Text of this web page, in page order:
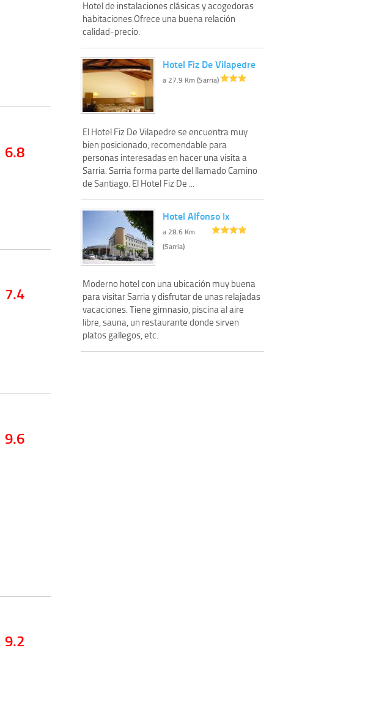
6.8
7.4
9.6
9.2
Hotel de instalaciones clásicas y acogedoras
habitaciones.Ofrece una buena relación
calidad-precio.
Hotel Fiz De Vilapedre
a 27.9 Km (Sarria)
El Hotel Fiz De Vilapedre se encuentra muy
bien posicionado, recomendable para
personas interesadas en hacer una visita a
Sarria. Sarria forma parte del llamado Camino
de Santiago. El Hotel Fiz De ...
Hotel Alfonso Ix
a 28.6 Km
(Sarria)
Moderno hotel con una ubicación muy buena
para visitar Sarria y disfrutar de unas relajadas
vacaciones. Tiene gimnasio, piscina al aire
libre, sauna, un restaurante donde sirven
platos gallegos, etc.